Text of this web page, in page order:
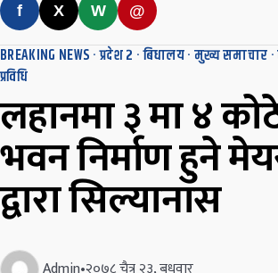
f X W @
BREAKING NEWS ·प्रदेश २ ·बिधालय· मुख्य समाचार ·
प्रविधि
लहानमा ३ मा ४
भवन निर्माण हुने
द्वारा सिल्यानास